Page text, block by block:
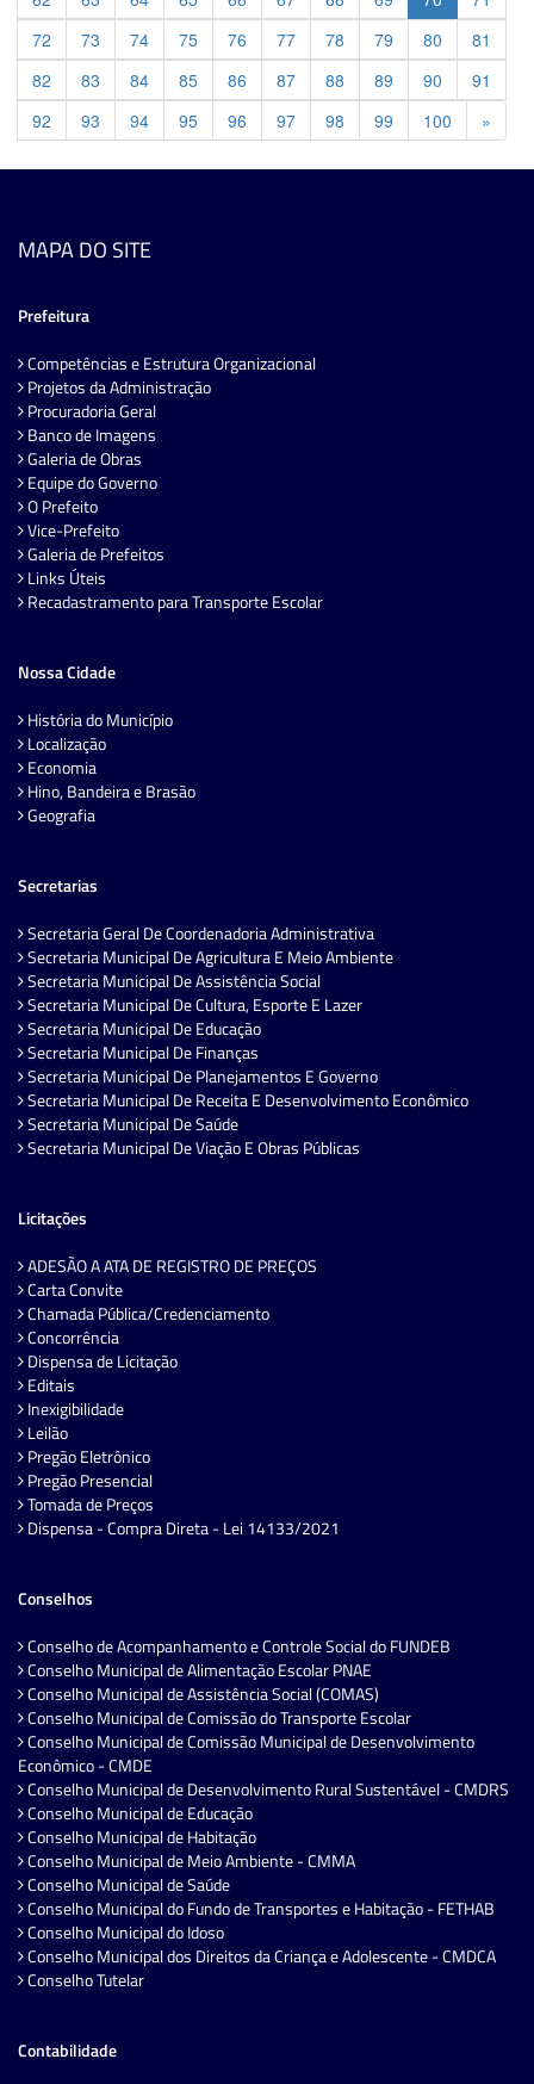
72
73 74 75 76 77 78 79 80
81
82
83 84 85 86 87 88 89 90
91
92
93 94 95 96 97 98 99 100 »
MAPA DO SITE
Prefeitura
Competências e Estrutura Organizacional
Projetos da Administração
Procuradoria Geral
Banco de Imagens
Galeria de Obras
Equipe do Governo
O Prefeito
Vice-Prefeito
Galeria de Prefeitos
Links Úteis
Recadastramento para Transporte Escolar
Nossa Cidade
História do Município
Localização
Economia
Hino, Bandeira e Brasão
Geografia
Secretarias
Secretaria Geral De Coordenadoria Administrativa
Secretaria Municipal De Agricultura E Meio Ambiente
Secretaria Municipal De Assistência Social
Secretaria Municipal De Cultura, Esporte E Lazer
Secretaria Municipal De Educação
Secretaria Municipal De Finanças
Secretaria Municipal De Planejamentos E Governo
Secretaria Municipal De Receita E Desenvolvimento Econômico
Secretaria Municipal De Saúde
Secretaria Municipal De Viação E Obras Públicas
Licitações
ADESÃO A ATA DE REGISTRO DE PREÇOS
Carta Convite
Chamada Pública/Credenciamento
Concorrência
Dispensa de Licitação
Editais
Inexigibilidade
Leilão
Pregão Eletrônico
Pregão Presencial
Tomada de Preços
Dispensa - Compra Direta - Lei 14133/2021
Conselhos
Conselho de Acompanhamento e Controle Social do FUNDEB
Conselho Municipal de Alimentação Escolar PNAE
Conselho Municipal de Assistência Social (COMAS)
Conselho Municipal de Comissão do Transporte Escolar
Conselho Municipal de Comissão Municipal de Desenvolvimento
Econômico - CMDE
Conselho Municipal de Desenvolvimento Rural Sustentável - CMDRS
Conselho Municipal de Educação
Conselho Municipal de Habitação
Conselho Municipal de Meio Ambiente - CMMA
Conselho Municipal de Saúde
Conselho Municipal do Fundo de Transportes e Habitação - FETHAB
Conselho Municipal do Idoso
Conselho Municipal dos Direitos da Criança e Adolescente - CMDCA
Conselho Tutelar
Contabilidade